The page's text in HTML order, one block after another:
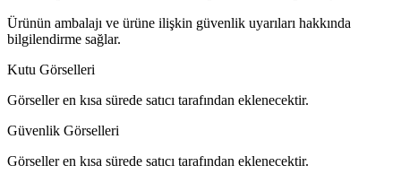
Ürünün ambalajı ve ürüne ilişkin güvenlik uyarıları hakkında
bilgilendirme sağlar.
Kutu Görselleri
Görseller en kısa sürede satıcı tarafından eklenecektir.
Güvenlik Görselleri
Görseller en kısa sürede satıcı tarafından eklenecektir.